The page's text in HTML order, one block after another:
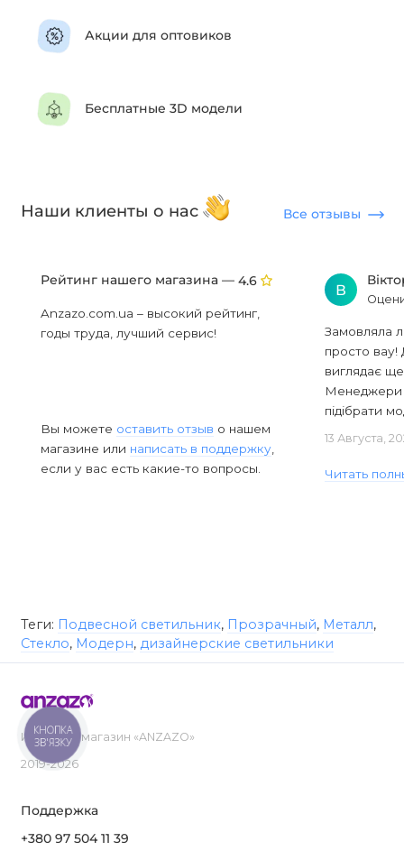
Акции для оптовиков
Бесплатные 3D модели
Наши клиенты о нас Все отзывы
Рейтинг нашего магазина — 4.6
Anzazo.com.ua – высокий рейтинг,
годы труда, лучший сервис!
Вы можете оставить отзыв о нашем
магазине или написать в поддержку
если у вас есть какие-то вопросы.
В
Замовляла
просто вау!
виглядає
Менеджери
підібрати
13 Августа,
Читать
Теги: Подвесной светильник, Прозрачный, Металл,
Стекло, Модерн, дизайнерские светильники
Интернет-магазин «ANZAZO»
2019-2026
Поддержка
+380 97 504 11 39
КНОПКА
ЗВ'ЯЗКУ